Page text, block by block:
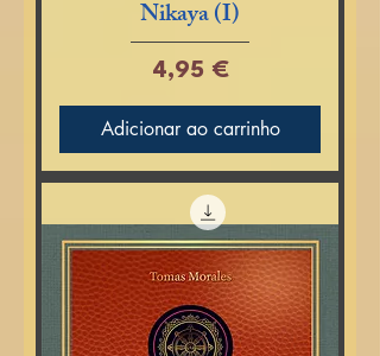
Nikaya (I)
Preço
4,95 €
Adicionar ao carrinho